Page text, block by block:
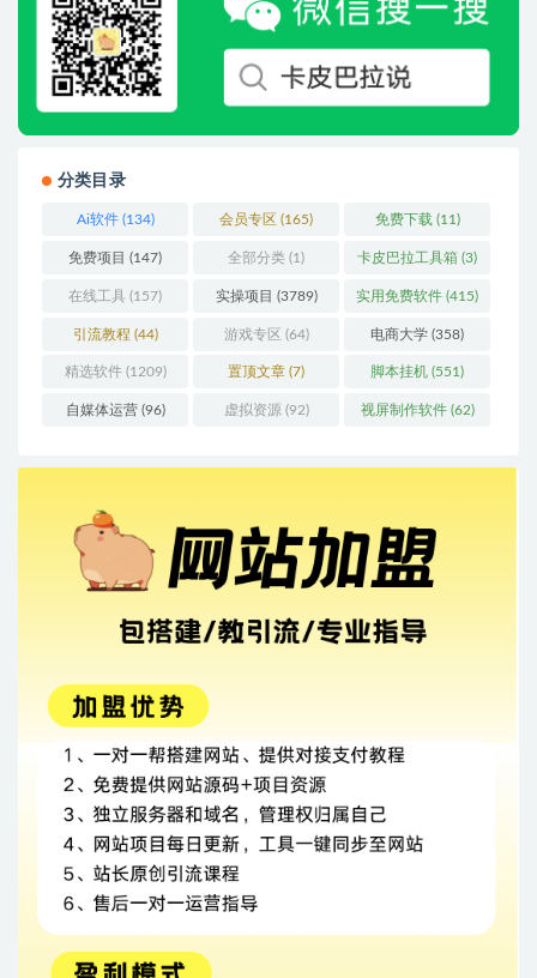
分类目录
Ai软件(134) 会员专区 (165) 免费下载 (11)
免费项目 (147) 全部分类 (1) 卡皮巴拉工具箱 (3)
在线工具 (157) 实操项目 (3789) 实用免费软件 (415)
引流教程 (44) 游戏专区 (64) 电商大学 (358)
精选软件(1209) 置顶文章 (7) 脚本挂机 (551)
自媒体运营(96) 虚拟资源 (92) 视屏制作软件(62)